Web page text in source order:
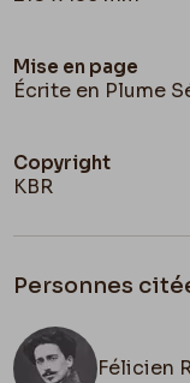
Mise en page
Écrite en Plume
Copyright
KBR
Personnes
Félicien